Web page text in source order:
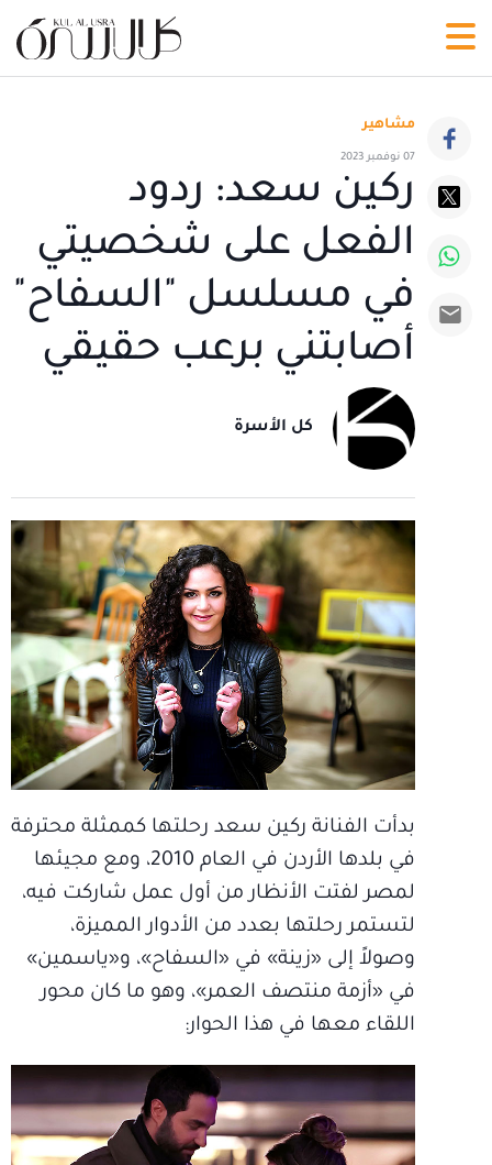
مشاهير
07 نوفمبر 2023
ركين سعد: ردود
الفعل على شخصيتي
في مسلسل "السفاح"
أصابتني برعب حقيقي
كل الأسرة
بدأت الفنانة ركين سعد رحلتها كممثلة محترفة
في بلدها الأردن في العام 2010، ومع مجيئها
لمصر لفتت الأنظار من أول عمل شاركت فيه،
لتستمر رحلتها بعدد من الأدوار المميزة،
وصولاً إلى «زينة» في «السفاح»، و«ياسمين»
في «أزمة منتصف العمر»، وهو ما كان محور
اللقاء معها في هذا الحوار: